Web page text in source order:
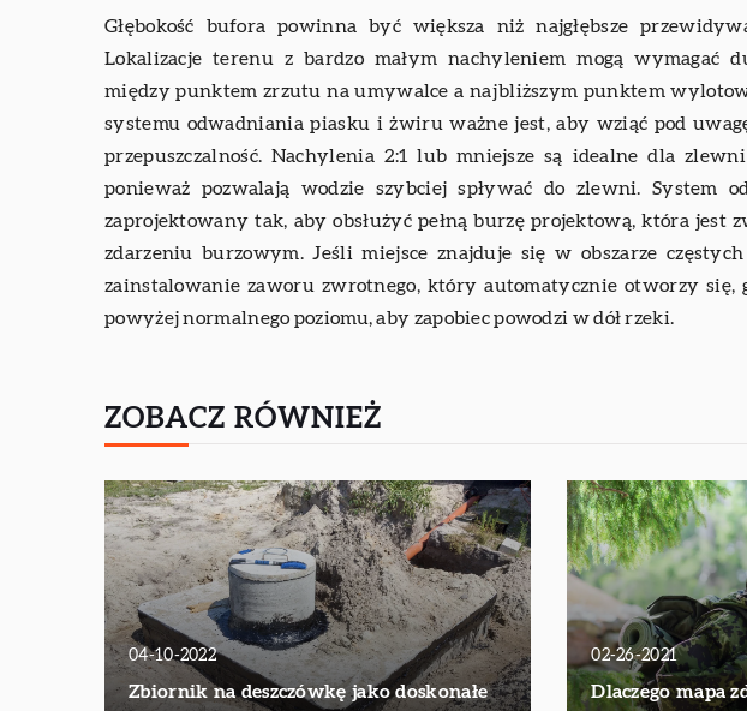
Głębokość bufora powinna być większa niż najgłębsze
Lokalizacje terenu z bardzo małym nachyleniem mogą wymagać
między punktem zrzutu na umywalce a najbliższym punktem
systemu odwadniania piasku i żwiru ważne jest, aby wziąć pod
przepuszczalność. Nachylenia 2:1 lub mniejsze są idealne dla
ponieważ pozwalają wodzie szybciej spływać do zlewni. System
zaprojektowany tak, aby obsłużyć pełną burzę projektową, która jest
zdarzeniu burzowym. Jeśli miejsce znajduje się w obszarze
zainstalowanie zaworu zwrotnego, który automatycznie otworzy się,
powyżej normalnego poziomu, aby zapobiec powodzi w dół rzeki.
ZOBACZ RÓWNIEŻ
04-10-2022
Zbiornik na deszczówkę jako doskonałe
02-26-2021
Dlaczego mapa